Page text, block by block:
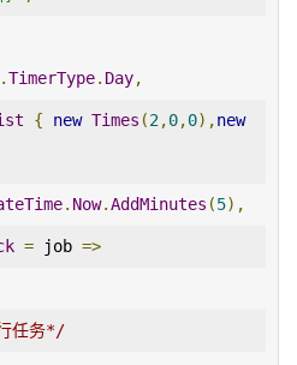
TimerType. Day,
{ new Times (2,0,0),new
. Now.AddMinutes (5),
= job =>
任务*/